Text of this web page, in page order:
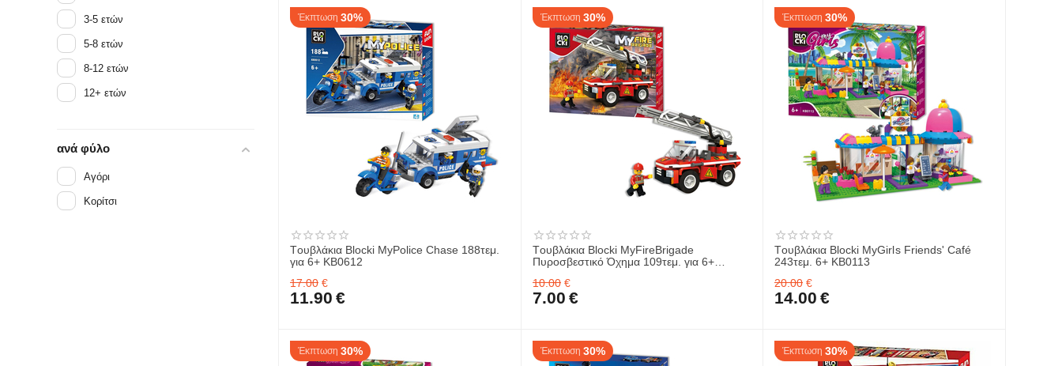
Έκπτωση 30%
Tουβλάκια Blocki MyPolice Chase 188τεμ.
για 6+ KB0612
17.00 €
11.90 €
Έκπτωση 30%
Tουβλάκια Blocki MyFireBrigade
Πυροσβεστικό Όχημα 109τεμ. για 6+
10.00 €
7.00 €
Έκπτωση 30%
Tουβλάκια Blocki MyGirls Friends' Café
243τεμ. 6+ KB0113
20.00 €
14.00 €
Έκπτωση 30% Έκπτωση 30% Έκπτωση 30%
3-5 ετών
5-8 ετών
8-12 ετών
12+ ετών
ανά φύλο
Αγόρι
Κορίτσι